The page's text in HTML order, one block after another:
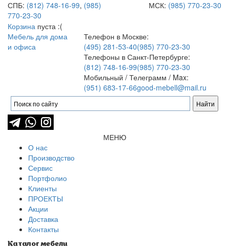
СПБ: (812) 748-16-99, (985)
770-23-30
МСК: (985) 770-23-30
Корзина пуста :(
Мебель для дома
и офиса
Телефон в Москве:
(495) 281-53-40(985) 770-23-30
Телефоны в Санкт-Петербурге:
(812) 748-16-99(985) 770-23-30
Мобильный / Телеграмм / Max:
(951) 683-17-66good-mebell@mail.ru
МЕНЮ
О нас
Производство
Сервис
Портфолио
Клиенты
ПРОЕКТЫ
Акции
Доставка
Контакты
Каталог мебели